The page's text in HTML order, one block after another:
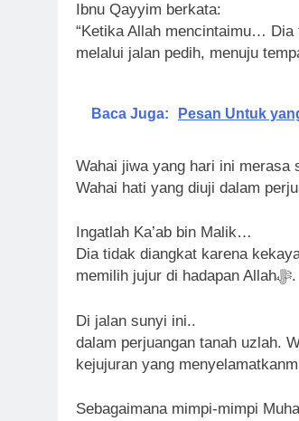
Ibnu Qayyim berkata:
“Ketika Allah mencintaimu…
melalui jalan pedih, menuju
Baca Juga: Pesan Untuk
Wahai jiwa yang hari ini merasa
Wahai hati yang diuji dalam
Ingatlah Ka’ab bin Malik…
Dia tidak diangkat karena
memilih jujur di hadapan Allahﷻ.
Di jalan sunyi ini..
dalam perjuangan tanah uzlah.
kejujuran yang
Sebagaimana mimpi-mimpi